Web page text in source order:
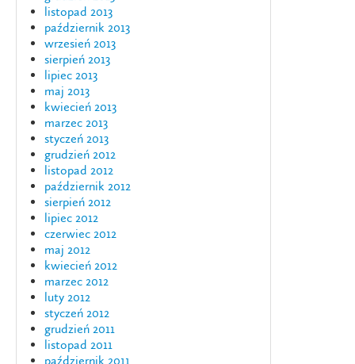
listopad 2013
październik 2013
wrzesień 2013
sierpień 2013
lipiec 2013
maj 2013
kwiecień 2013
marzec 2013
styczeń 2013
grudzień 2012
listopad 2012
październik 2012
sierpień 2012
lipiec 2012
czerwiec 2012
maj 2012
kwiecień 2012
marzec 2012
luty 2012
styczeń 2012
grudzień 2011
listopad 2011
październik 2011